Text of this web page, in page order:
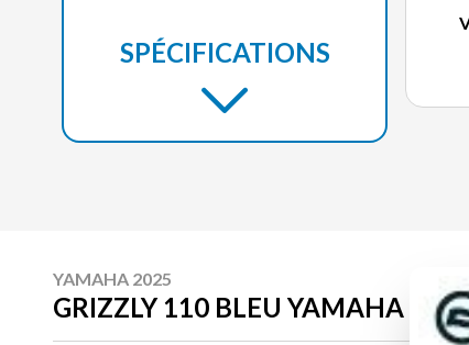
SPÉCIFICATIONS
YAMAHA 2025
GRIZZLY 110 BLEU YAMAHA